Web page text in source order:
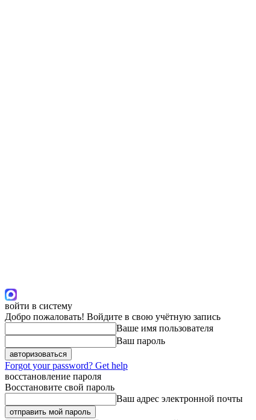
войти в систему
Добро пожаловать! Войдите в свою учётную запись
Ваше имя пользователя
Ваш пароль
Forgot your password? Get help
восстановление пароля
Восстановите свой пароль
Ваш адрес электронной почты